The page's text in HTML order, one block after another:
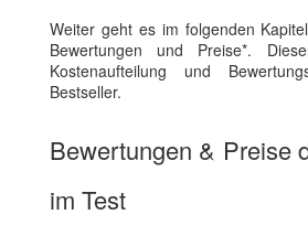
Weiter geht es im folgenden
Bewertungen und Preise*.
Kostenaufteilung und
Bestseller.
Bewertungen & Preise
im Test